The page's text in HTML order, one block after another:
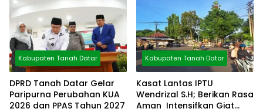
Kabupaten Tanah Datar
DPRD Tanah Datar Gelar
Paripurna Perubahan KUA
2026 dan PPAS Tahun 2027
Kabupaten Tanah Datar
Kasat Lantas IPTU
Wendrizal S.H; Berikan Rasa
Aman Intensifkan Giat